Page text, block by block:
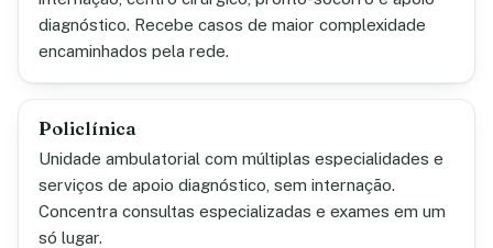
diagnóstico. Recebe casos de maior complexidade
encaminhados pela rede.
Policlínica
Unidade ambulatorial com múltiplas especialidades e
serviços de apoio diagnóstico, sem internação.
Concentra consultas especializadas e exames em um
só lugar.